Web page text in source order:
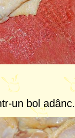
un bol adânc.